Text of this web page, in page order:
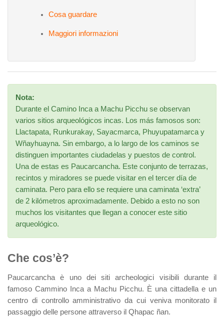
Cosa guardare
Maggiori informazioni
Nota:
Durante el Camino Inca a Machu Picchu se observan
varios sitios arqueológicos incas. Los más famosos son:
Llactapata, Runkurakay, Sayacmarca, Phuyupatamarca y
Wñayhuayna. Sin embargo, a lo largo de los caminos se
distinguen importantes ciudadelas y puestos de control.
Una de estas es Paucarcancha. Este conjunto de terrazas,
recintos y miradores se puede visitar en el tercer día de
caminata. Pero para ello se requiere una caminata ‘extra’
de 2 kilómetros aproximadamente. Debido a esto no son
muchos los visitantes que llegan a conocer este sitio
arqueológico.
Che cos’è?
Paucarcancha è uno dei siti archeologici visibili durante il
famoso Cammino Inca a Machu Picchu. È una cittadella e un
centro di controllo amministrativo da cui veniva monitorato il
passaggio delle persone attraverso il Qhapac ñan.